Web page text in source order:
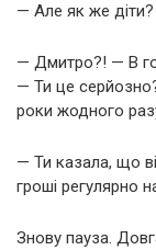
— Але як же
— Дмитро?! — В
— Ти це
роки жодного
— Ти казала, що
гроші регулярно
Знову пауза.